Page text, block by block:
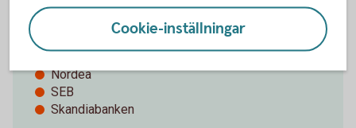
hos dessa banker:
ICA Banken
Nordea
SEB
Skandiabanken
Cookie-inställningar